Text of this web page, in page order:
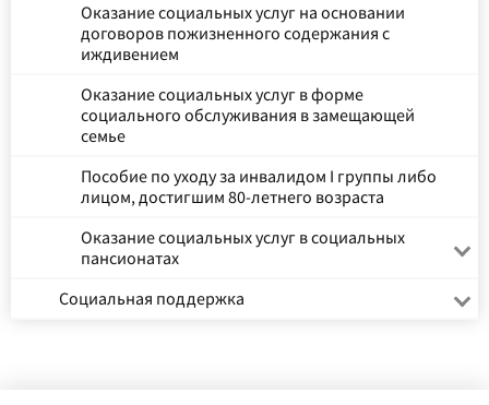
Оказание социальных услуг на основании
договоров пожизненного содержания с
иждивением
Оказание социальных услуг в форме
социального обслуживания в замещающей
семье
Пособие по уходу за инвалидом I группы либо
лицом, достигшим 80-летнего возраста
Оказание социальных услуг в социальных
пансионатах
Социальная поддержка